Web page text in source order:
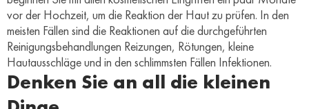
vor der Hochzeit, um die Reaktion der Haut zu prüfen. In den
meisten Fällen sind die Reaktionen auf die durchgeführten
Reinigungsbehandlungen Reizungen, Rötungen, kleine
Hautausschläge und in den schlimmsten Fällen Infektionen.
Denken Sie an all die kleinen